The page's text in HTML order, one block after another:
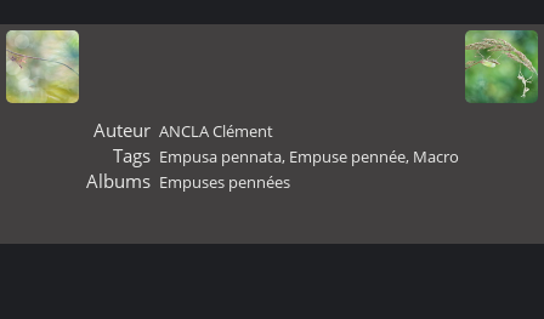
Auteur ANCLA Clément
Tags Empusa pennata, Empuse pennée, Macro
Albums Empuses pennées